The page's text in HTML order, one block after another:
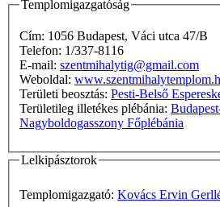
Templomigazgatóság
Cím: 1056 Budapest, Váci utca 47/B
Telefon: 1/337-8116
E-mail: szentmihalytig@gmail.com
Weboldal:
Területi beosztás: Pesti-Belső
Területileg illetékes plébánia:
Nagyboldogasszony Főplébánia
Lelkipásztorok
Templomigazgató: Kovács Ervin